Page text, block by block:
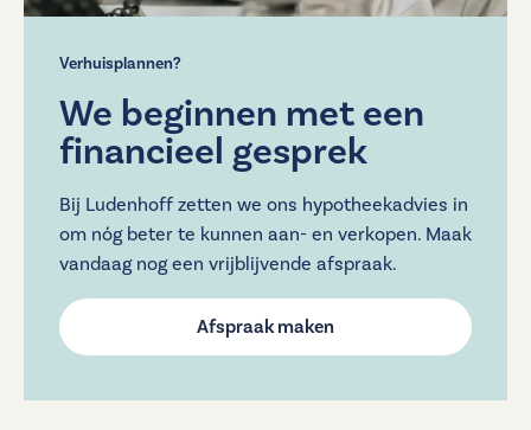
Verhuisplannen?
We beginnen met een
financieel gesprek
Bij Ludenhoff zetten we ons hypotheekadvies in
om nóg beter te kunnen aan- en verkopen. Maak
vandaag nog een vrijblijvende afspraak.
Afspraak maken